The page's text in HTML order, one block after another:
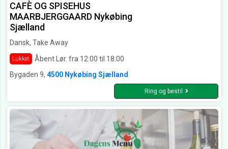
CAFÈ OG SPISEHUS
MAARBJERGGAARD Nykøbing
Sjælland
Dansk, Take Away
Lukket
Åbent Lør. fra 12:00 til 18:00
Bygaden 9, 4500 Nykøbing Sjælland
Ring og bestil